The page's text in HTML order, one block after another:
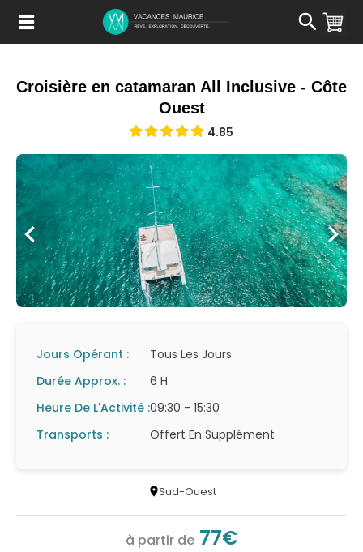
Contenu
Croisière en catamaran All Inclusive - Côte
Ouest
4.85
Jours Opérant :
Tous Les Jours
Durée Approx. :
6 H
Heure De L'Activité :09:30 - 15:30
Transports :
Offert En Supplément
Sud-Ouest
à partir de 77€